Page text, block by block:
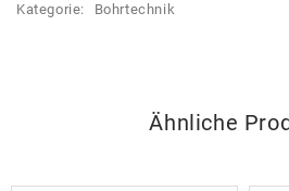
Kategorie:
Bohrtechnik
Ähnliche